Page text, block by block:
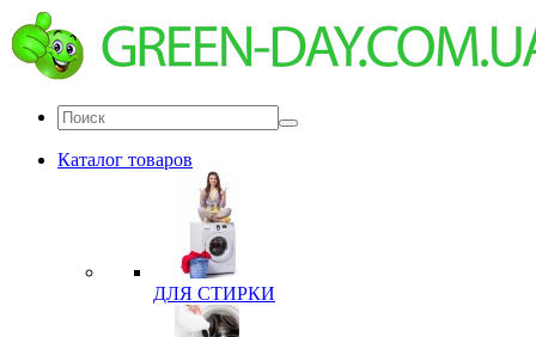
Каталог товаров
ДЛЯ СТИРКИ